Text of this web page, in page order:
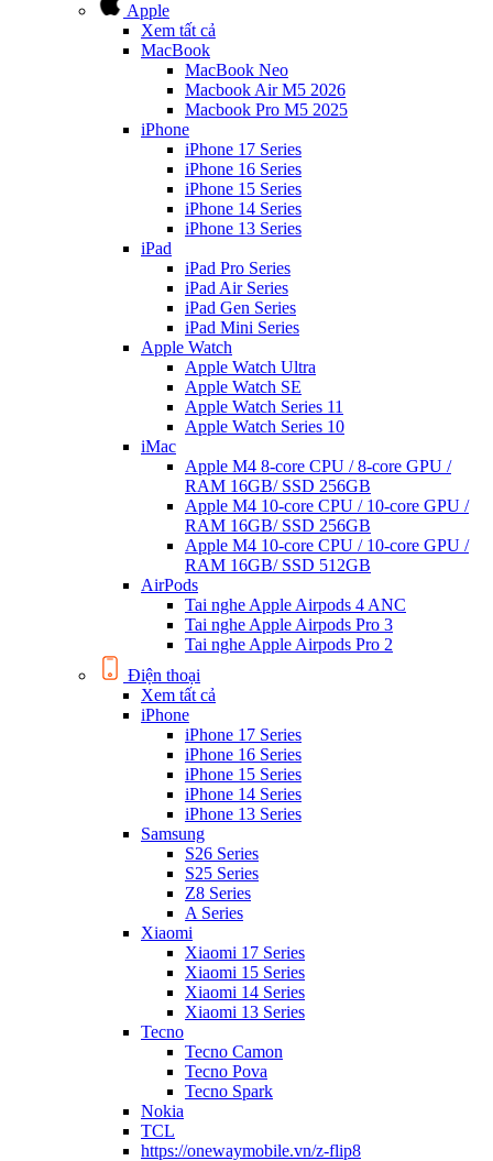
Apple
Xem tất cả
MacBook
MacBook Neo
Macbook Air M5 2026
Macbook Pro M5 2025
iPhone
iPhone 17 Series
iPhone 16 Series
iPhone 15 Series
iPhone 14 Series
iPhone 13 Series
iPad
iPad Pro Series
iPad Air Series
iPad Gen Series
iPad Mini Series
Apple Watch
Apple Watch Ultra
Apple Watch SE
Apple Watch Series 11
Apple Watch Series 10
iMac
Apple M4 8-core CPU / 8-core GPU /
RAM 16GB/ SSD 256GB
Apple M4 10-core CPU / 10-core GPU /
RAM 16GB/ SSD 256GB
Apple M4 10-core CPU / 10-core GPU /
RAM 16GB/ SSD 512GB
AirPods
Tai nghe Apple Airpods 4 ANC
Tai nghe Apple Airpods Pro 3
Tai nghe Apple Airpods Pro 2
Điện thoại
Xem tất cả
iPhone
iPhone 17 Series
iPhone 16 Series
iPhone 15 Series
iPhone 14 Series
iPhone 13 Series
Samsung
S26 Series
S25 Series
Z8 Series
A Series
Xiaomi
Xiaomi 17 Series
Xiaomi 15 Series
Xiaomi 14 Series
Xiaomi 13 Series
Tecno
Tecno Camon
Tecno Pova
Tecno Spark
Nokia
TCL
https://onewaymobile.vn/z-flip8